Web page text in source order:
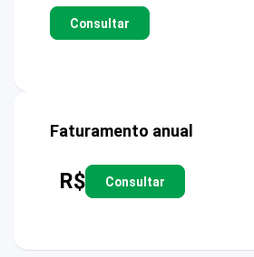
Consultar
Faturamento anual
R$ Consultar